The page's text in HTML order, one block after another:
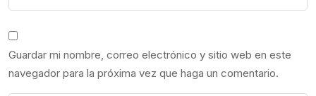
Guardar mi nombre, correo electrónico y sitio web en este
navegador para la próxima vez que haga un comentario.